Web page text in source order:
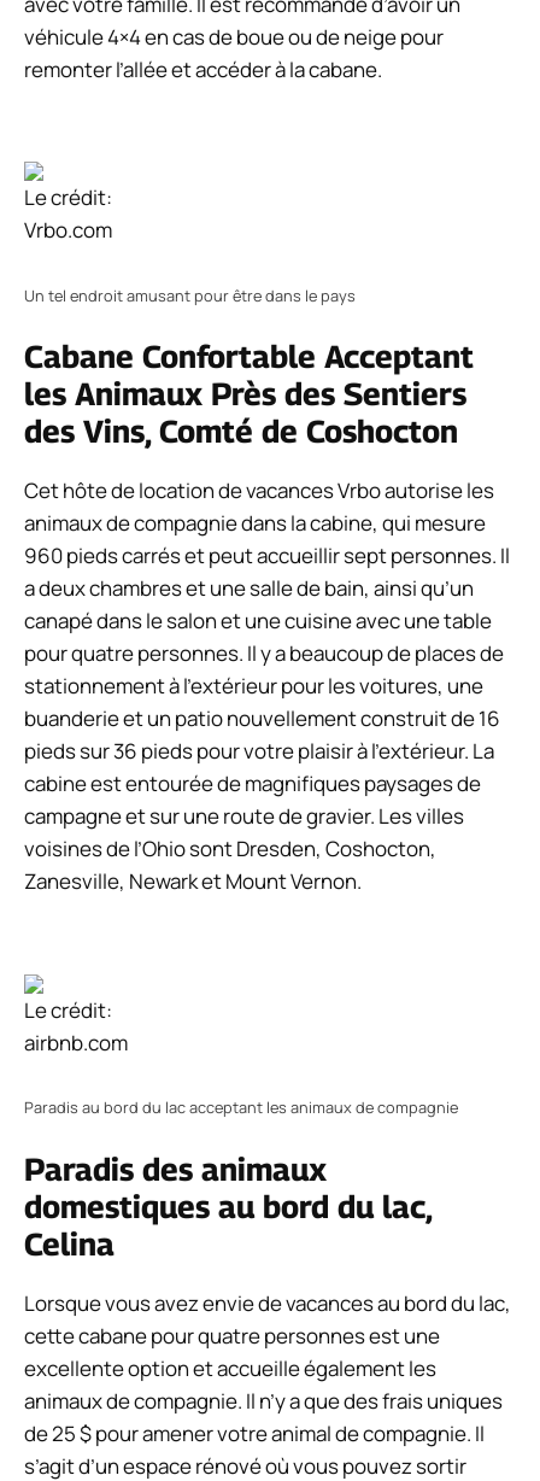
véhicule 4×4 en cas de boue ou de neige pour
remonter l’allée et accéder à la cabane.
Le crédit:
Vrbo.com
Un tel endroit amusant pour être dans le pays
Cabane Confortable Acceptant
les Animaux Près des Sentiers
des Vins, Comté de Coshocton
Cet hôte de location de vacances Vrbo autorise les
animaux de compagnie dans la cabine, qui mesure
960 pieds carrés et peut accueillir sept personnes. Il
a deux chambres et une salle de bain, ainsi qu’un
canapé dans le salon et une cuisine avec une table
pour quatre personnes. Il y a beaucoup de places de
stationnement à l’extérieur pour les voitures, une
buanderie et un patio nouvellement construit de 16
pieds sur 36 pieds pour votre plaisir à l’extérieur. La
cabine est entourée de magnifiques paysages de
campagne et sur une route de gravier. Les villes
voisines de l’Ohio sont Dresden, Coshocton,
Zanesville, Newark et Mount Vernon.
Le crédit:
airbnb.com
Paradis au bord du lac acceptant les animaux de compagnie
Paradis des animaux
domestiques au bord du lac,
Celina
Lorsque vous avez envie de vacances au bord du lac,
cette cabane pour quatre personnes est une
excellente option et accueille également les
animaux de compagnie. Il n’y a que des frais uniques
de 25 $ pour amener votre animal de compagnie. Il
s’agit d’un espace rénové où vous pouvez sortir